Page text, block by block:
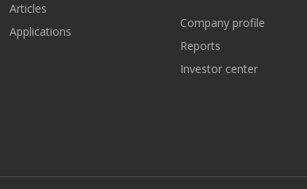
Articles
Applications
Company profile
Reports
Investor center